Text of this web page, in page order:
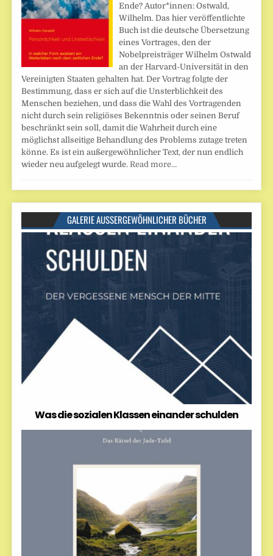
Ende? Autor*innen: Ostwald,
Wilhelm. Das hier veröffentlichte
Buch ist die deutsche Übersetzung
eines Vortrages, den der
Nobelpreisträger Wilhelm Ostwald
an der Harvard-Universität in den
Vereinigten Staaten gehalten hat. Der Vortrag folgte der
Bestimmung, dass er sich auf die Unsterblichkeit des
Menschen beziehen, und dass die Wahl des Vortragenden
nicht durch sein religiöses Bekenntnis oder seinen Beruf
beschränkt sein soll, damit die Wahrheit durch eine
möglichst allseitige Behandlung des Problems zutage treten
könne. Es ist ein außergewöhnlicher Text, der nun endlich
wieder neu aufgelegt wurde. Read more…
GALERIE AUSSERGEWÖHNLICHER BÜCHER
Was die sozialen Klassen einander schulden